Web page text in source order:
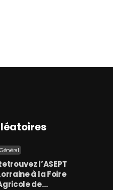
Général
l’ASEPT
à la Foire
de…